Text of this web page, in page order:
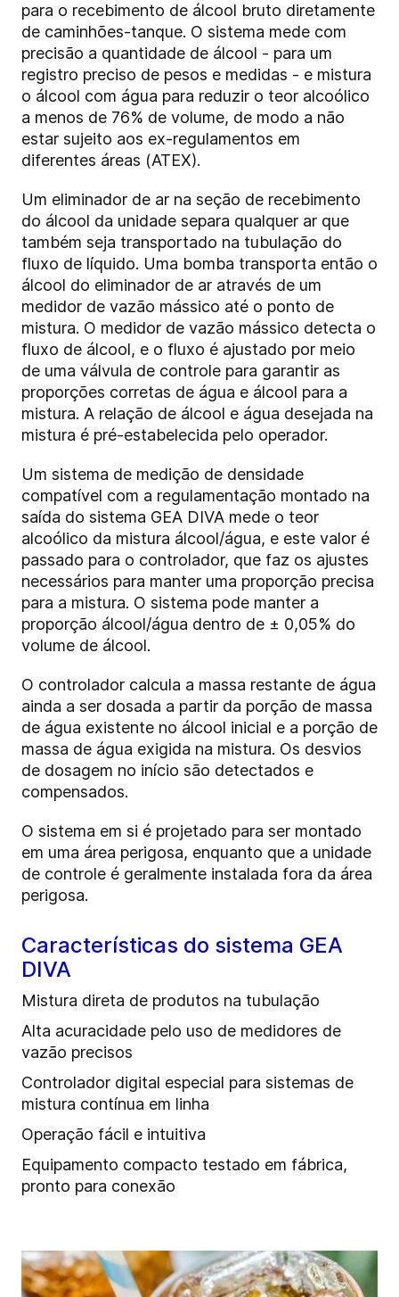
para o recebimento de álcool bruto diretamente
de caminhões-tanque. O sistema mede com
precisão a quantidade de álcool - para um
registro preciso de pesos e medidas - e mistura
o álcool com água para reduzir o teor alcoólico
a menos de 76% de volume, de modo a não
estar sujeito aos ex-regulamentos em
diferentes áreas (ATEX).
Um eliminador de ar na seção de recebimento
do álcool da unidade separa qualquer ar que
também seja transportado na tubulação do
fluxo de líquido. Uma bomba transporta então o
álcool do eliminador de ar através de um
medidor de vazão mássico até o ponto de
mistura. O medidor de vazão mássico detecta o
fluxo de álcool, e o fluxo é ajustado por meio
de uma válvula de controle para garantir as
proporções corretas de água e álcool para a
mistura. A relação de álcool e água desejada na
mistura é pré-estabelecida pelo operador.
Um sistema de medição de densidade
compatível com a regulamentação montado na
saída do sistema GEA DIVA mede o teor
alcoólico da mistura álcool/água, e este valor é
passado para o controlador, que faz os ajustes
necessários para manter uma proporção precisa
para a mistura. O sistema pode manter a
proporção álcool/água dentro de ± 0,05% do
volume de álcool.
O controlador calcula a massa restante de água
ainda a ser dosada a partir da porção de massa
de água existente no álcool inicial e a porção de
massa de água exigida na mistura. Os desvios
de dosagem no início são detectados e
compensados.
O sistema em si é projetado para ser montado
em uma área perigosa, enquanto que a unidade
de controle é geralmente instalada fora da área
perigosa.
Características do sistema GEA
DIVA
Mistura direta de produtos na tubulação
Alta acuracidade pelo uso de medidores de
vazão precisos
Controlador digital especial para sistemas de
mistura contínua em linha
Operação fácil e intuitiva
Equipamento compacto testado em fábrica,
pronto para conexão